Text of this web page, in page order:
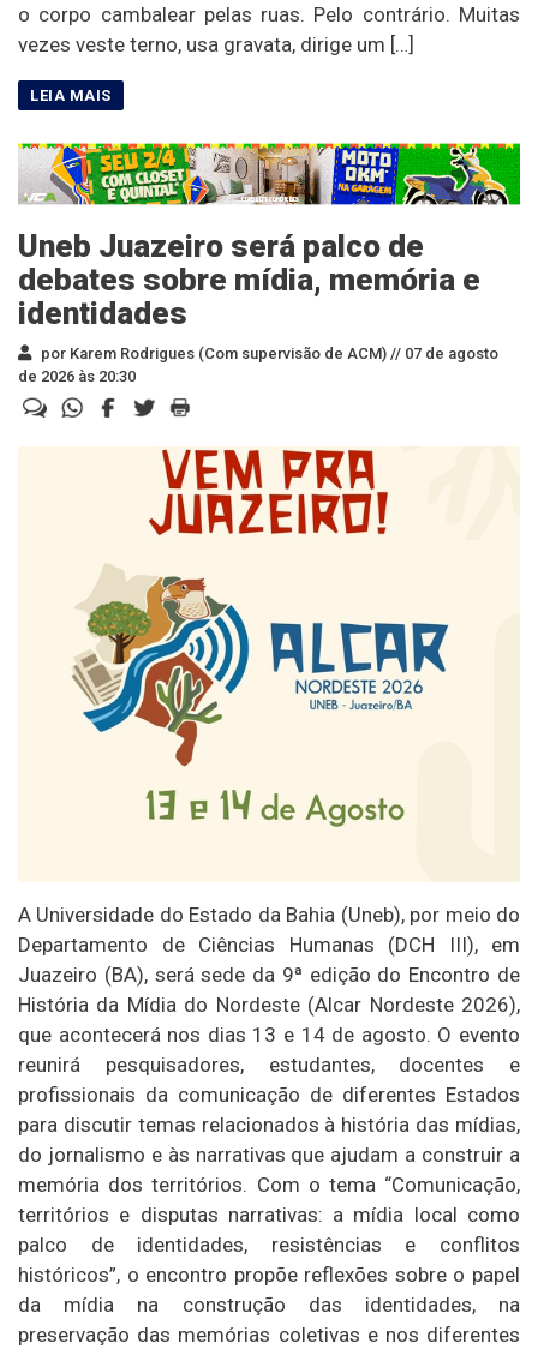
o corpo cambalear pelas ruas. Pelo contrário. Muitas
vezes veste terno, usa gravata, dirige um […]
Uneb Juazeiro será palco de
debates sobre mídia, memória e
identidades
por Karem Rodrigues (Com supervisão de ACM) // 07 de agosto
de 2026 às 20:30
A Universidade do Estado da Bahia (Uneb), por meio do
Departamento de Ciências Humanas (DCH III), em
Juazeiro (BA), será sede da 9ª edição do Encontro de
História da Mídia do Nordeste (Alcar Nordeste 2026),
que acontecerá nos dias 13 e 14 de agosto. O evento
reunirá pesquisadores, estudantes, docentes e
profissionais da comunicação de diferentes Estados
para discutir temas relacionados à história das mídias,
do jornalismo e às narrativas que ajudam a construir a
memória dos territórios. Com o tema “Comunicação,
territórios e disputas narrativas: a mídia local como
palco de identidades, resistências e conflitos
históricos”, o encontro propõe reflexões sobre o papel
da mídia na construção das identidades, na
preservação das memórias coletivas e nos diferentes